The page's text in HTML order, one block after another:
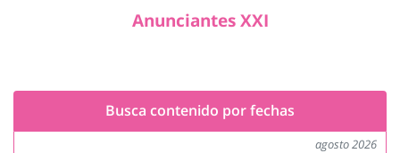
Anunciantes XXI
Busca contenido por fechas
agosto 2026